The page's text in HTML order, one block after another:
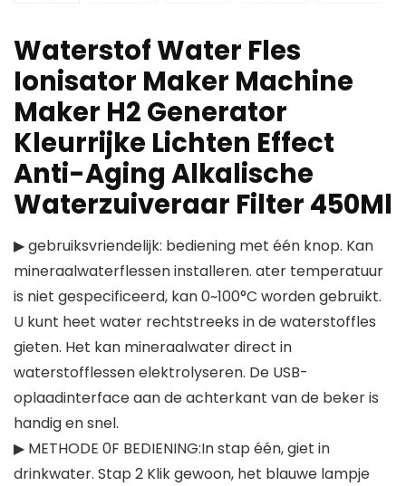
Waterstof Water Fles
Ionisator Maker Machine
Maker H2 Generator
Kleurrijke Lichten Effect
Anti-Aging Alkalische
Waterzuiveraar Filter 450Ml
▶ gebruiksvriendelijk: bediening met één knop. Kan
mineraalwaterflessen installeren. ater temperatuur
is niet gespecificeerd, kan 0~100°C worden gebruikt.
U kunt heet water rechtstreeks in de waterstoffles
gieten. Het kan mineraalwater direct in
waterstofflessen elektrolyseren. De USB-
oplaadinterface aan de achterkant van de beker is
handig en snel.
▶ METHODE 0F BEDIENING:In stap één, giet in
drinkwater. Stap 2 Klik gewoon, het blauwe lampje